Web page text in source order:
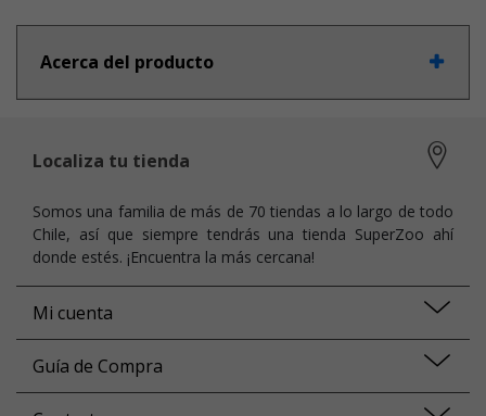
Acerca del producto
Localiza tu tienda
Somos una familia de más de 70 tiendas a lo largo de todo
Chile, así que siempre tendrás una tienda SuperZoo ahí
donde estés. ¡Encuentra la más cercana!
Mi cuenta
Guía de Compra